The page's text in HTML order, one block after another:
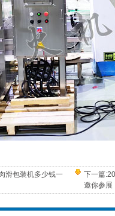
滑包装机多少钱一
下一篇:
邀你参展